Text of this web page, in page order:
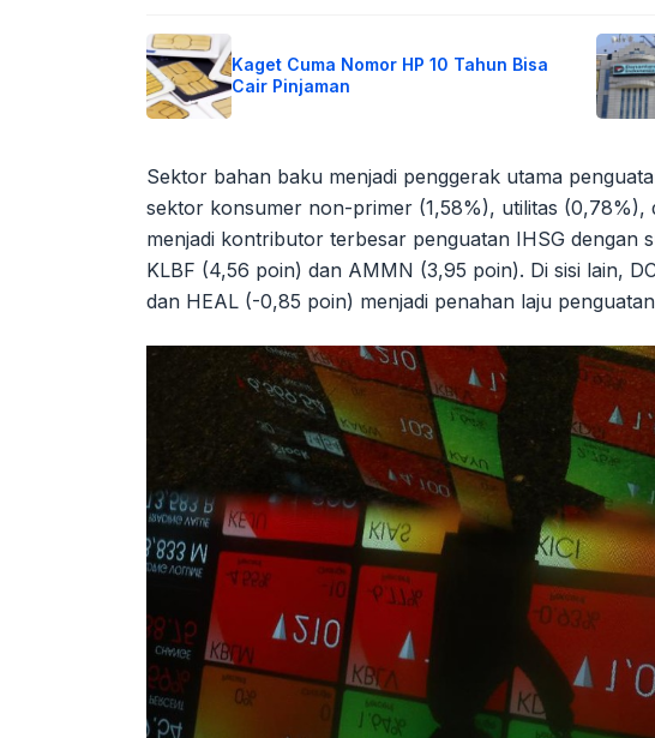
Kaget Cuma Nomor HP 10 Tahun Bisa
Cair Pinjaman
Sektor bahan baku menjadi penggerak utama
sektor konsumer non-primer (1,58%), utilitas
menjadi kontributor terbesar penguatan IHSG dengan
KLBF (4,56 poin) dan AMMN (3,95 poin). Di sisi lain,
dan HEAL (-0,85 poin) menjadi penahan laju